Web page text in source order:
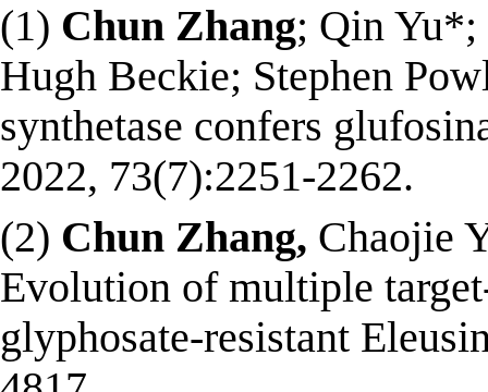
(1) Chun Zhang; Qin Yu*;
Hugh Beckie; Stephen
synthetase confers
2022, 73(7):2251-2262.
(2) Chun Zhang, Chaojie
Evolution of multiple
glyphosate-resistant